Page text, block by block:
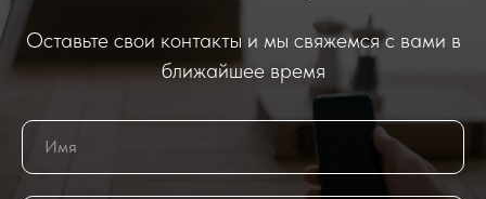
Оставьте свои контакты и мы свяжемся с вами в
ближайшее время